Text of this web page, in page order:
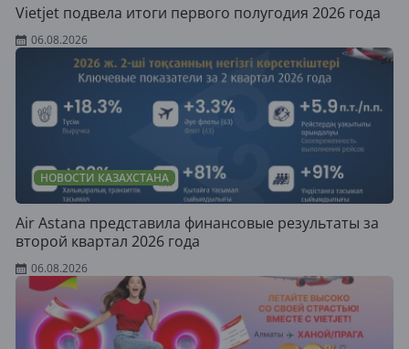
Vietjet подвела итоги первого полугодия 2026 года
06.08.2026
НОВОСТИ КАЗАХСТАНА
Air Astana представила финансовые результаты за
второй квартал 2026 года
06.08.2026